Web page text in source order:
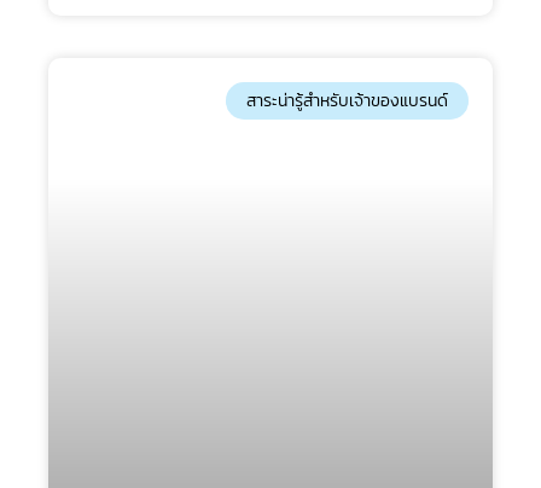
การขายสินค้าแคปชั่นคงไม่ต่างจากการแนะนำสินค้า
โฆษณาสิ่งของควบคู่ไปกับภาพสินค้าสวย ๆ เพื่อเรียก
สาระน่ารู้สำหรับเจ้าของแบรนด์